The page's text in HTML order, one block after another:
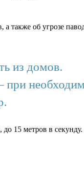
также об угрозе
из домов.
15 метров в секунду.